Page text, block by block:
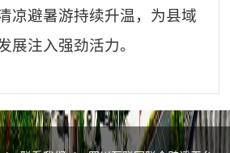
凉避暑游持续升温，为县域
展注入强劲活力。